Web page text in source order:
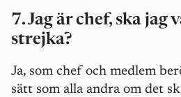
7. Jag är chef, ska jag
strejka?
Ja, som chef och medlem
sätt som alla andra om det